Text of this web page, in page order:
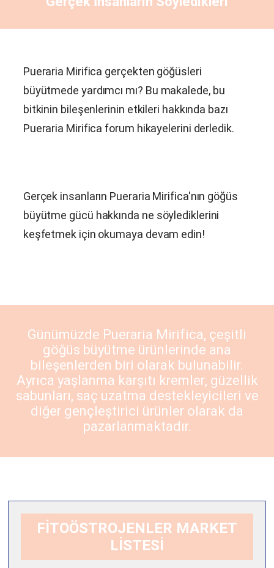
Pueraria Mirifica gerçekten göğüsleri
büyütmede yardımcı mı? Bu makalede, bu
bitkinin bileşenlerinin etkileri hakkında bazı
Pueraria Mirifica forum hikayelerini derledik.
Gerçek insanların Pueraria Mirifica'nın göğüs
büyütme gücü hakkında ne söylediklerini
keşfetmek için okumaya devam edin!
Günümüzde Pueraria Mirifica, çeşitli
göğüs büyütme ürünlerinde ana
bileşenlerden biri olarak bulunabilir.
Ayrıca yaşlanma karşıtı kremler, güzellik
sabunları, saç uzatma destekleyicileri ve
diğer gençleştirici ürünler olarak da
pazarlanmaktadır.
FİTOÖSTROJENLER MARKET
LİSTESİ